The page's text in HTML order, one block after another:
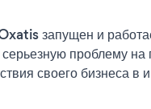
запущен и
проблему на
своего бизнеса в